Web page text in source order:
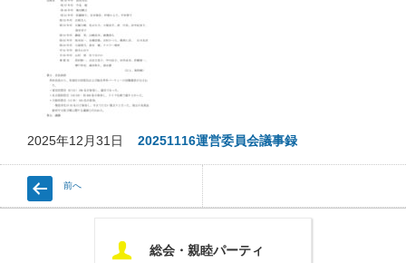
2025年12月31日 20251116運営委員会議事録
前へ
U 総会・親睦パーティ